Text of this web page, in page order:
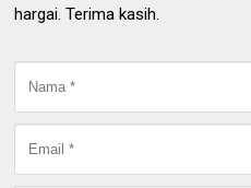
hargai. Terima kasih.